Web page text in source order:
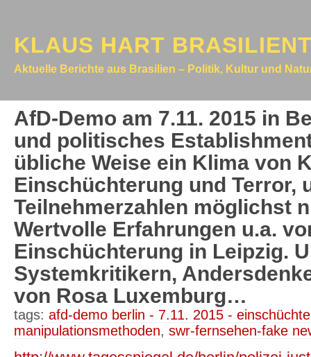
KLAUS HART
Aktuelle Berichte aus Brasilien – Politik, Kultur und
AfD-Demo am 7.11. 2015 in
und politisches
übliche Weise ein Klima von
Einschüchterung und Terror,
Teilnehmerzahlen möglichst
Wertvolle Erfahrungen u.a.
Einschüchterung in Leipzig.
Systemkritikern,
von Rosa Luxemburg…
tags: afd-demo berlin - 7.11. 2015 -
manipulationsmethoden, swr-fernsehen-fake